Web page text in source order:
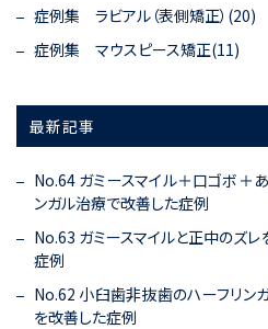
症例集 ラビアル（表側矯正）(20)
症例集 マウスピース矯正(11)
最新記事
No.64 ガミースマイル＋口ゴボ＋
ンガル治療で改善した症例
No.63 ガミースマイルと正中のズ
症例
No.62 小臼歯非抜歯のハーフリン
を改善した症例